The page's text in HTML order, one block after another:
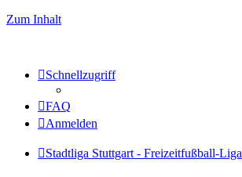
Zum Inhalt
Schnellzugriff
FAQ
Anmelden
Stadtliga Stuttgart - Freizeitfußball-Liga